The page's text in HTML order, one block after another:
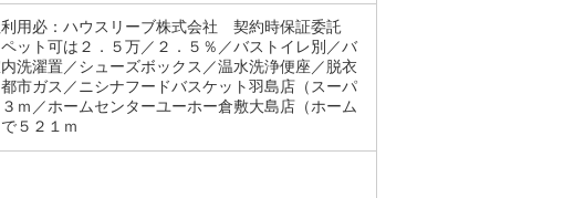
用必：ハウスリーブ株式会社 契約時保証委託
ト可は２．５万／２．５％／バストイレ別／バ
洗濯置／シューズボックス／温水洗浄便座／脱衣
市ガス／ニシナフードバスケット羽島店（スーパ
ｍ／ホームセンターユーホー倉敷大島店（ホーム
５２１ｍ